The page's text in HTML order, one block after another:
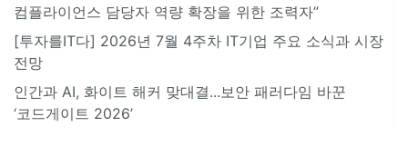
컴플라이언스 담당자 역량 확장을 위한 조력자”
[투자를IT다] 2026년 7월 4주차 IT기업 주요 소식과 시장
전망
인간과 AI, 화이트 해커 맞대결...보안 패러다임 바꾼
‘코드게이트 2026’